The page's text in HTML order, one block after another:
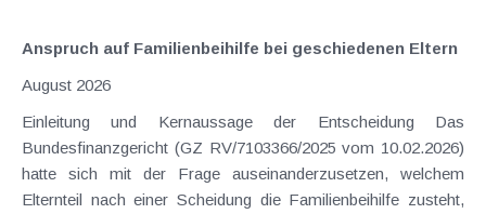
Anspruch auf Familienbeihilfe bei geschiedenen Eltern
August 2026
Einleitung und Kernaussage der Entscheidung Das
Bundesfinanzgericht (GZ RV/7103366/2025 vom 10.02.2026)
hatte sich mit der Frage auseinanderzusetzen, welchem
Elternteil nach einer Scheidung die Familienbeihilfe zusteht,